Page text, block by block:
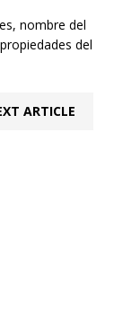
nombre del
del
ARTICLE